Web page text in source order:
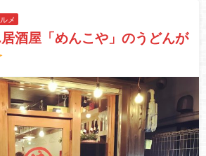
メ
居酒屋「めんこや」のうどんが